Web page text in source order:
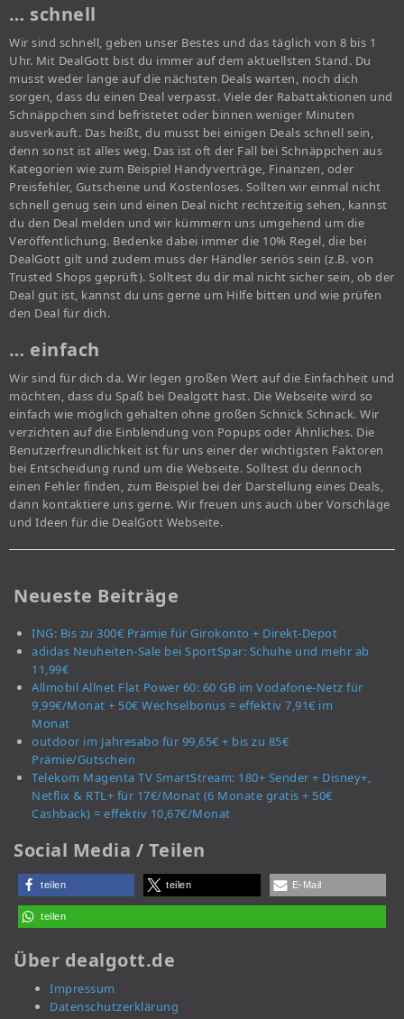
… schnell
Wir sind schnell, geben unser Bestes und das täglich von 8 bis 1
Uhr. Mit DealGott bist du immer auf dem aktuellsten Stand. Du
musst weder lange auf die nächsten Deals warten, noch dich
sorgen, dass du einen Deal verpasst. Viele der Rabattaktionen und
Schnäppchen sind befristetet oder binnen weniger Minuten
ausverkauft. Das heißt, du musst bei einigen Deals schnell sein,
denn sonst ist alles weg. Das ist oft der Fall bei Schnäppchen aus
Kategorien wie zum Beispiel Handyverträge, Finanzen, oder
Preisfehler, Gutscheine und Kostenloses. Sollten wir einmal nicht
schnell genug sein und einen Deal nicht rechtzeitig sehen, kannst
du den Deal melden und wir kümmern uns umgehend um die
Veröffentlichung. Bedenke dabei immer die 10% Regel, die bei
DealGott gilt und zudem muss der Händler seriös sein (z.B. von
Trusted Shops geprüft). Solltest du dir mal nicht sicher sein, ob der
Deal gut ist, kannst du uns gerne um Hilfe bitten und wie prüfen
den Deal für dich.
… einfach
Wir sind für dich da. Wir legen großen Wert auf die Einfachheit und
möchten, dass du Spaß bei Dealgott hast. Die Webseite wird so
einfach wie möglich gehalten ohne großen Schnick Schnack. Wir
verzichten auf die Einblendung von Popups oder Ähnliches. Die
Benutzerfreundlichkeit ist für uns einer der wichtigsten Faktoren
bei Entscheidung rund um die Webseite. Solltest du dennoch
einen Fehler finden, zum Beispiel bei der Darstellung eines Deals,
dann kontaktiere uns gerne. Wir freuen uns auch über Vorschläge
und Ideen für die DealGott Webseite.
Neueste Beiträge
ING: Bis zu 300€ Prämie für Girokonto + Direkt-Depot
adidas Neuheiten-Sale bei SportSpar: Schuhe und mehr ab
11,99€
Allmobil Allnet Flat Power 60: 60 GB im Vodafone-Netz für
9,99€/Monat + 50€ Wechselbonus = effektiv 7,91€ im
Monat
outdoor im Jahresabo für 99,65€ + bis zu 85€
Prämie/Gutschein
Telekom Magenta TV SmartStream: 180+ Sender + Disney+,
Netflix & RTL+ für 17€/Monat (6 Monate gratis + 50€
Cashback) = effektiv 10,67€/Monat
Social Media / Teilen
teilen teilen E-Mail
teilen
Über dealgott.de
Impressum
Datenschutzerklärung